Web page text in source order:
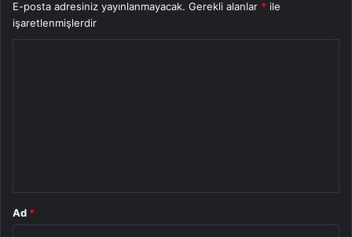
E-posta adresiniz yayınlanmayacak. Gerekli alanlar * ile
işaretlenmişlerdir
Ad *